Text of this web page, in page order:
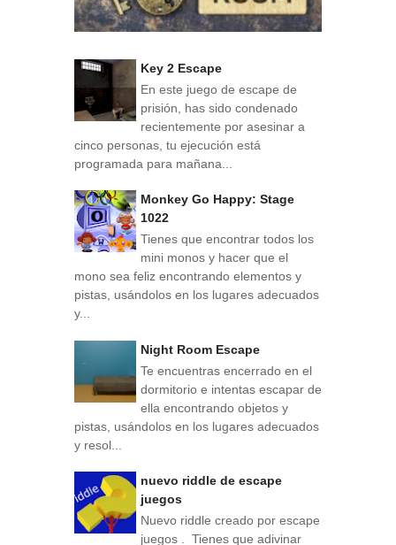
Key 2 Escape
En este juego de escape de
prisión, has sido condenado
recientemente por asesinar a
cinco personas, tu ejecución está
programada para mañana...
Monkey Go Happy: Stage
1022
Tienes que encontrar todos los
mini monos y hacer que el
mono sea feliz encontrando elementos y
pistas, usándolos en los lugares adecuados
y...
Night Room Escape
Te encuentras encerrado en el
dormitorio e intentas escapar de
ella encontrando objetos y
pistas, usándolos en los lugares adecuados
y resol...
nuevo riddle de escape
juegos
Nuevo riddle creado por escape
juegos . Tienes que adivinar